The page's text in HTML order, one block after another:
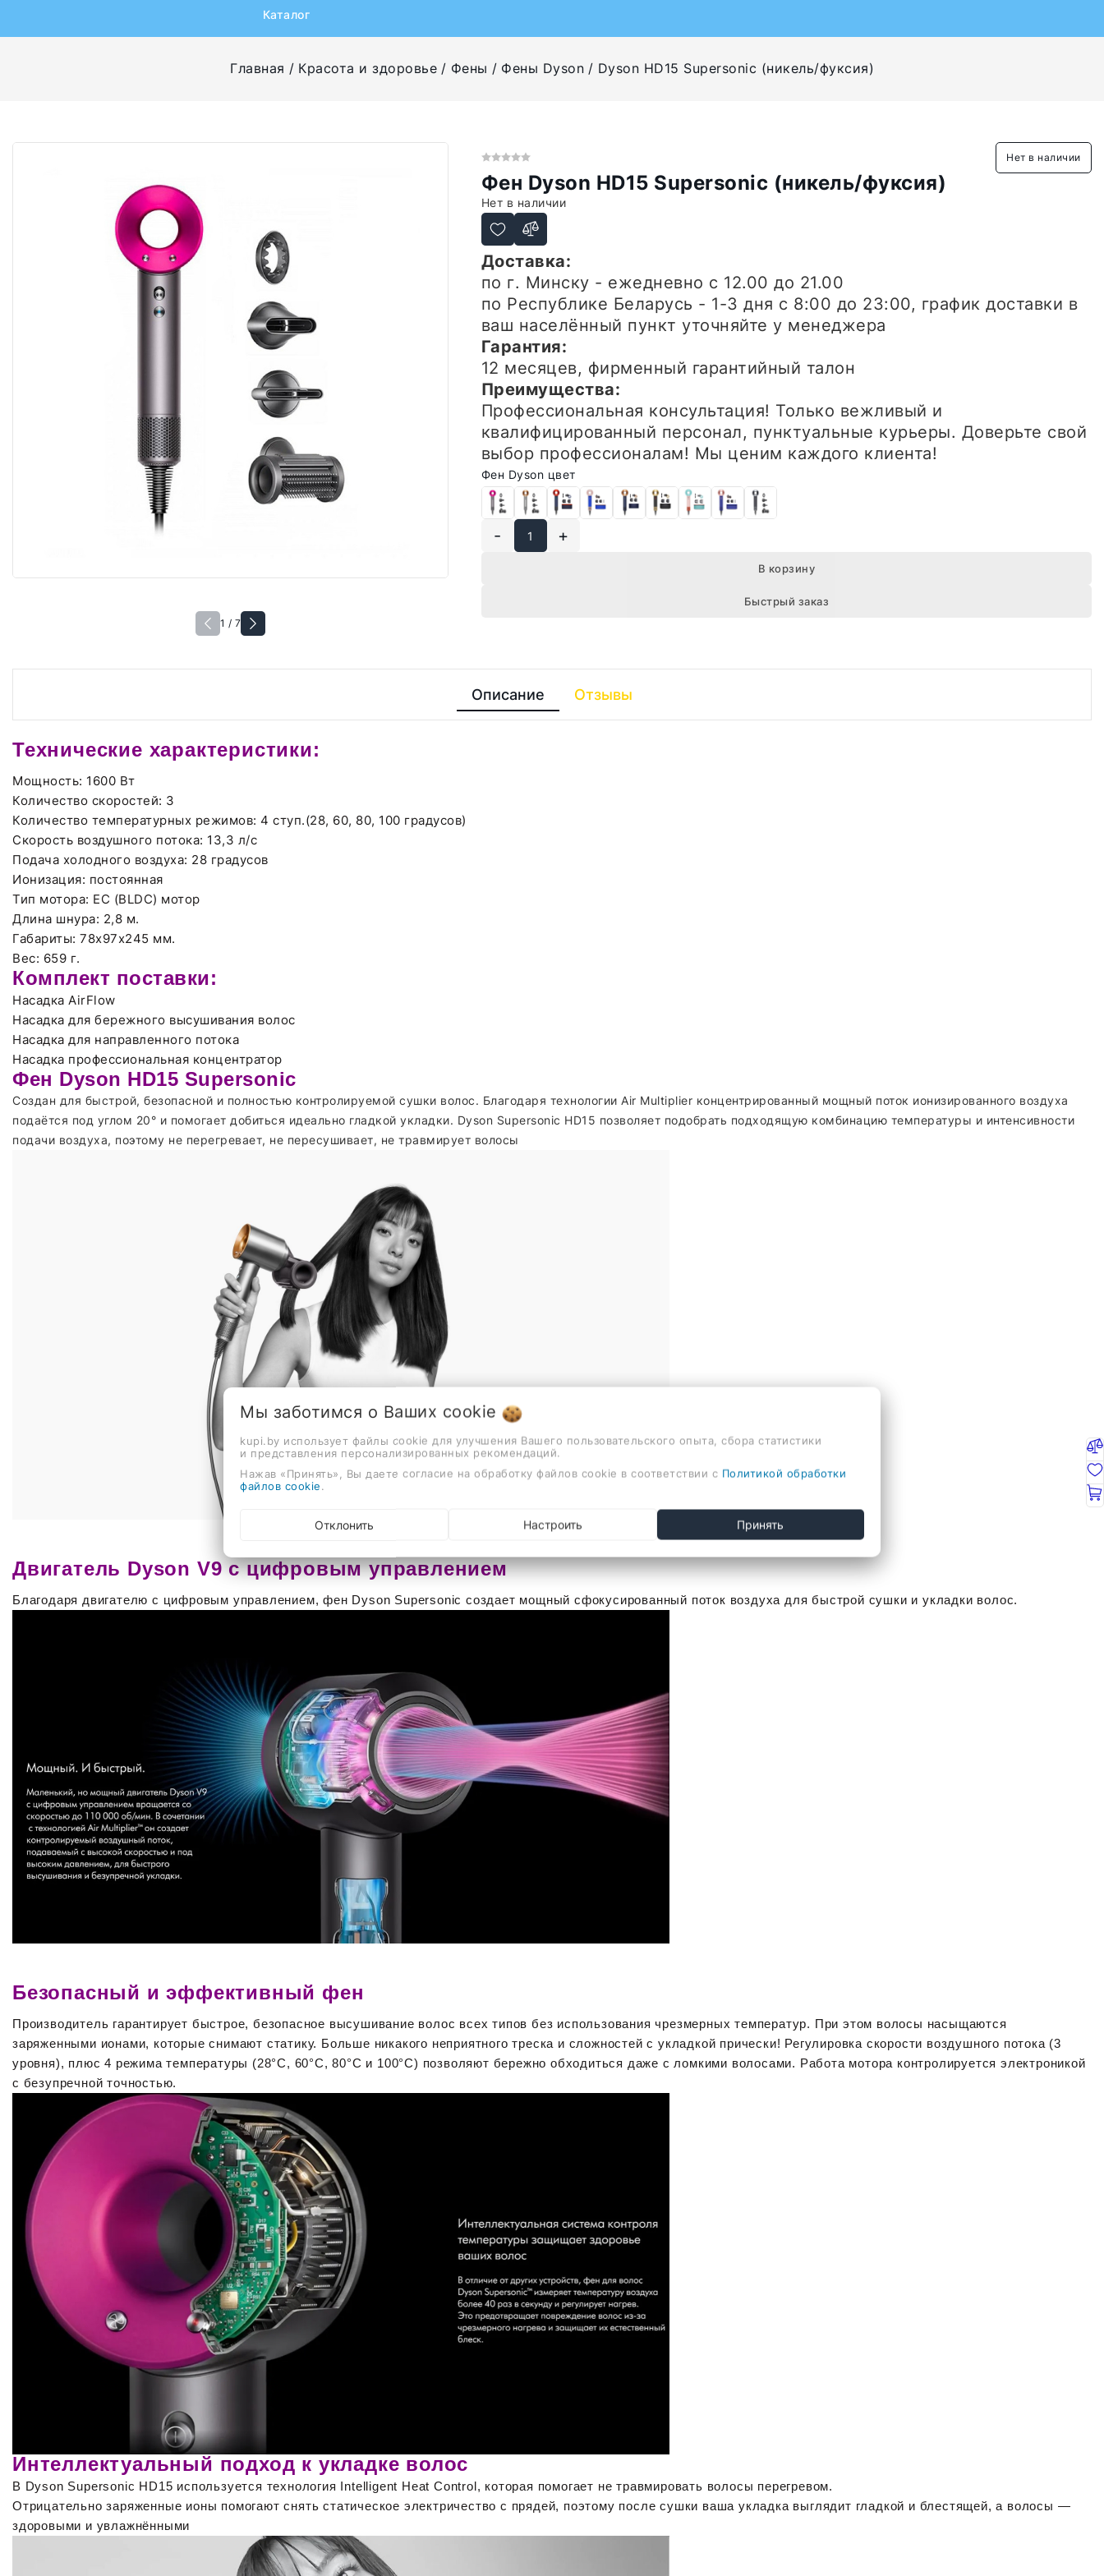
Каталог
Главная Красота и здоровье Фены Фены Dyson Dyson HD15 Supersonic (никель/фуксия)
1 / 7
Нет в наличии
Фен Dyson HD15 Supersonic (никель/фуксия)
Нет в наличии
Доставка:
по г. Минску - ежедневно с 12.00 до 21.00
по Республике Беларусь - 1-3 дня с 8:00 до 23:00, график доставки в
ваш населённый пункт уточняйте у менеджера
Гарантия:
12 месяцев, фирменный гарантийный талон
Преимущества:
Профессиональная консультация! Только вежливый и
квалифицированный персонал, пунктуальные курьеры. Доверьте свой
выбор профессионалам! Мы ценим каждого клиента!
Фен Dyson цвет
- +
В корзину
Быстрый заказ
Описание Отзывы
Технические характеристики:
Мощность: 1600 Вт
Количество скоростей: 3
Количество температурных режимов: 4 ступ.(28, 60, 80, 100 градусов)
Скорость воздушного потока: 13,3 л/с
Подача холодного воздуха: 28 градусов
Ионизация: постоянная
Тип мотора: EC (BLDC) мотор
Длина шнура: 2,8 м.
Габариты: 78х97х245 мм.
Вес: 659 г.
Комплект поставки:
Насадка AirFlow
Насадка для бережного высушивания волос
Насадка для направленного потока
Насадка профессиональная концентратор
Фен Dyson HD15 Supersonic
Создан для быстрой, безопасной и полностью контролируемой сушки волос. Благодаря технологии Air Multiplier концентрированный мощный поток ионизированного воздуха
подаётся под углом 20° и помогает добиться идеально гладкой укладки. Dyson Supersonic HD15 позволяет подобрать подходящую комбинацию температуры и интенсивности
подачи воздуха, поэтому не перегревает, не пересушивает, не травмирует волосы
Двигатель Dyson V9 с цифровым управлением
Благодаря двигателю с цифровым управлением, фен Dyson Supersonic создает мощный сфокусированный поток воздуха для быстрой сушки и укладки волос.
Безопасный и эффективный фен
Производитель гарантирует быстрое, безопасное высушивание волос всех типов без использования чрезмерных температур. При этом волосы насыщаются
заряженными ионами, которые снимают статику. Больше никакого неприятного треска и сложностей с укладкой прически! Регулировка скорости воздушного потока (3
уровня), плюс 4 режима температуры (28°C, 60°C, 80°C и 100°C) позволяют бережно обходиться даже с ломкими волосами. Работа мотора контролируется электроникой
с безупречной точностью.
Интеллектуальный подход к укладке волос
В Dyson Supersonic HD15 используется технология Intelligent Heat Control, которая помогает не травмировать волосы перегревом.
Отрицательно заряженные ионы помогают снять статическое электричество с прядей, поэтому после сушки ваша укладка выглядит гладкой и блестящей, а волосы —
здоровыми и увлажнёнными
Мы заботимся о Ваших cookie
kupi.by использует файлы cookie для улучшения Вашего пользовательского опыта, сбора статистики
и представления персонализированных рекомендаций.
Нажав «Принять», Вы даете согласие на обработку файлов cookie в соответствии с Политикой обработки
файлов cookie.
Отклонить Настроить Принять